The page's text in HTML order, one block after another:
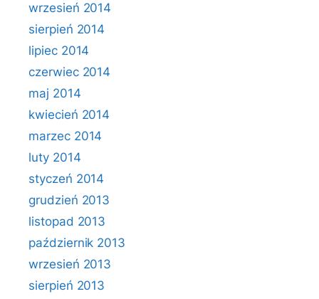
wrzesień 2014
sierpień 2014
lipiec 2014
czerwiec 2014
maj 2014
kwiecień 2014
marzec 2014
luty 2014
styczeń 2014
grudzień 2013
listopad 2013
październik 2013
wrzesień 2013
sierpień 2013